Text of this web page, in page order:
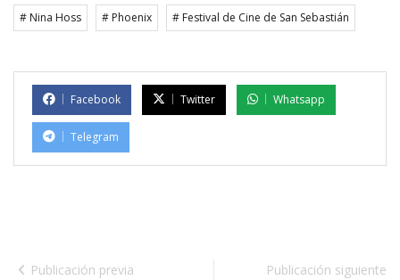
# Nina Hoss # Phoenix # Festival de Cine de San Sebastián
Facebook Twitter Whatsapp
Telegram
Publicación previa
Publicación siguiente